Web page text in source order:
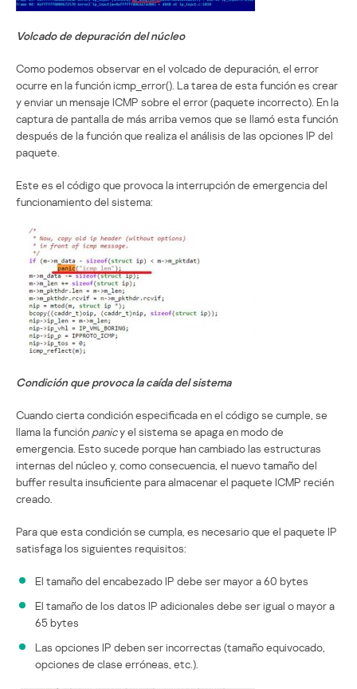
Volcado de depuración del núcleo
Como podemos observar en el volcado de depuración, el error
ocurre en la función icmp_error(). La tarea de esta función es crear
y enviar un mensaje ICMP sobre el error (paquete incorrecto). En la
captura de pantalla de más arriba vemos que se llamó esta función
después de la función que realiza el análisis de las opciones IP del
paquete.
Este es el código que provoca la interrupción de emergencia del
funcionamiento del sistema:
Condición que provoca la caída del sistema
Cuando cierta condición especificada en el código se cumple, se
llama la función panicy el sistema se apaga en modo de
emergencia. Esto sucede porque han cambiado las estructuras
internas del núcleo y, como consecuencia, el nuevo tamaño del
buffer resulta insuficiente para almacenar el paquete ICMP recién
creado.
Para que esta condición se cumpla, es necesario que el paquete IP
satisfaga los siguientes requisitos:
El tamaño del encabezado IP debe ser mayor a 60 bytes
El tamaño de los datos IP adicionales debe ser igual o mayor a
65 bytes
Las opciones IP deben ser incorrectas (tamaño equivocado,
opciones de clase erróneas, etc.).